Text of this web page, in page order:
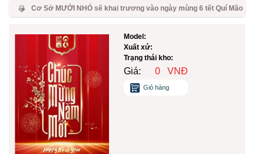
Cơ Sở MƯỞI NHỎ sẽ khai trương vào ngày mùng 6 tết Quí Mão
Model:
Xuất xứ:
Trạng thái kho:
Giá: 0 VNĐ
Giỏ hàng